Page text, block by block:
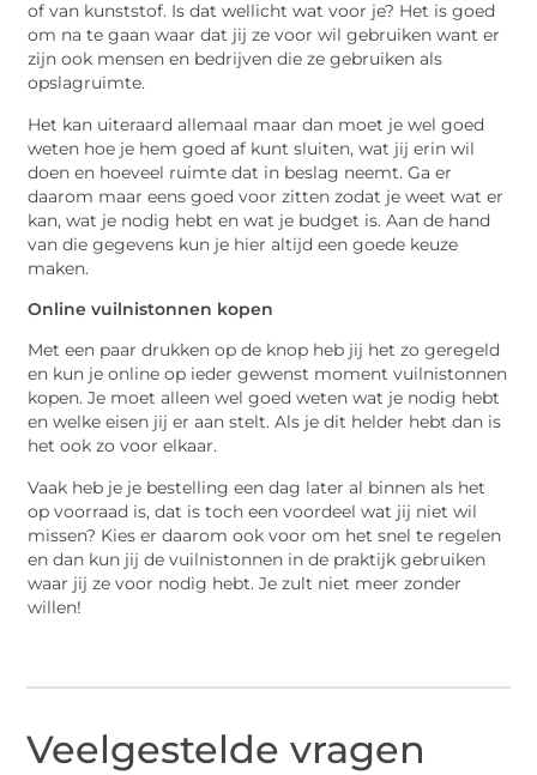
of van kunststof. Is dat wellicht wat voor je? Het is goed
om na te gaan waar dat jij ze voor wil gebruiken want er
zijn ook mensen en bedrijven die ze gebruiken als
opslagruimte.
Het kan uiteraard allemaal maar dan moet je wel goed
weten hoe je hem goed af kunt sluiten, wat jij erin wil
doen en hoeveel ruimte dat in beslag neemt. Ga er
daarom maar eens goed voor zitten zodat je weet wat er
kan, wat je nodig hebt en wat je budget is. Aan de hand
van die gegevens kun je hier altijd een goede keuze
maken.
Online vuilnistonnen kopen
Met een paar drukken op de knop heb jij het zo geregeld
en kun je online op ieder gewenst moment vuilnistonnen
kopen. Je moet alleen wel goed weten wat je nodig hebt
en welke eisen jij er aan stelt. Als je dit helder hebt dan is
het ook zo voor elkaar.
Vaak heb je je bestelling een dag later al binnen als het
op voorraad is, dat is toch een voordeel wat jij niet wil
missen? Kies er daarom ook voor om het snel te regelen
en dan kun jij de vuilnistonnen in de praktijk gebruiken
waar jij ze voor nodig hebt. Je zult niet meer zonder
willen!
Veelgestelde vragen